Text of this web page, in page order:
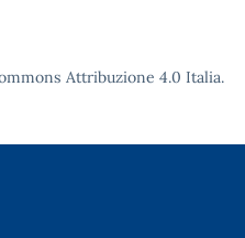
Attribuzione 4.0 Italia.